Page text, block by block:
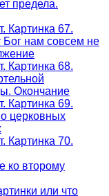
предела.
Картинка 67.
Бог нам совсем не
Картинка 68.
Окончание
Картинка 69.
церковных
Картинка 70.
ко второму
или что